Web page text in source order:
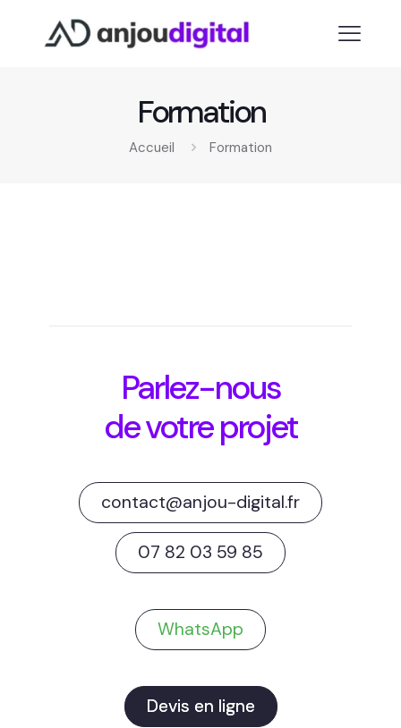
Formation
Accueil Formation
Parlez-nous
de votre projet
contact@anjou-digital.fr
07 82 03 59 85
WhatsApp
Devis en ligne